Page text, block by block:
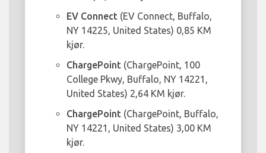
EV Connect (EV Connect, Buffalo,
NY 14225, United States) 0,85 KM
kjør.
ChargePoint (ChargePoint, 100
College Pkwy, Buffalo, NY 14221,
United States) 2,64 KM kjør.
ChargePoint (ChargePoint, Buffalo,
NY 14221, United States) 3,00 KM
kjør.